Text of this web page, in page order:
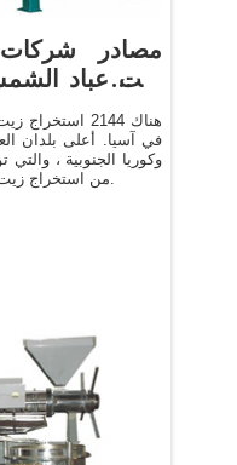
مصادر
زيت عباد
هناك 2144
في آسيا. أعلى بلدان
من استخراج زيت عباد الشمس ، على التوالي.